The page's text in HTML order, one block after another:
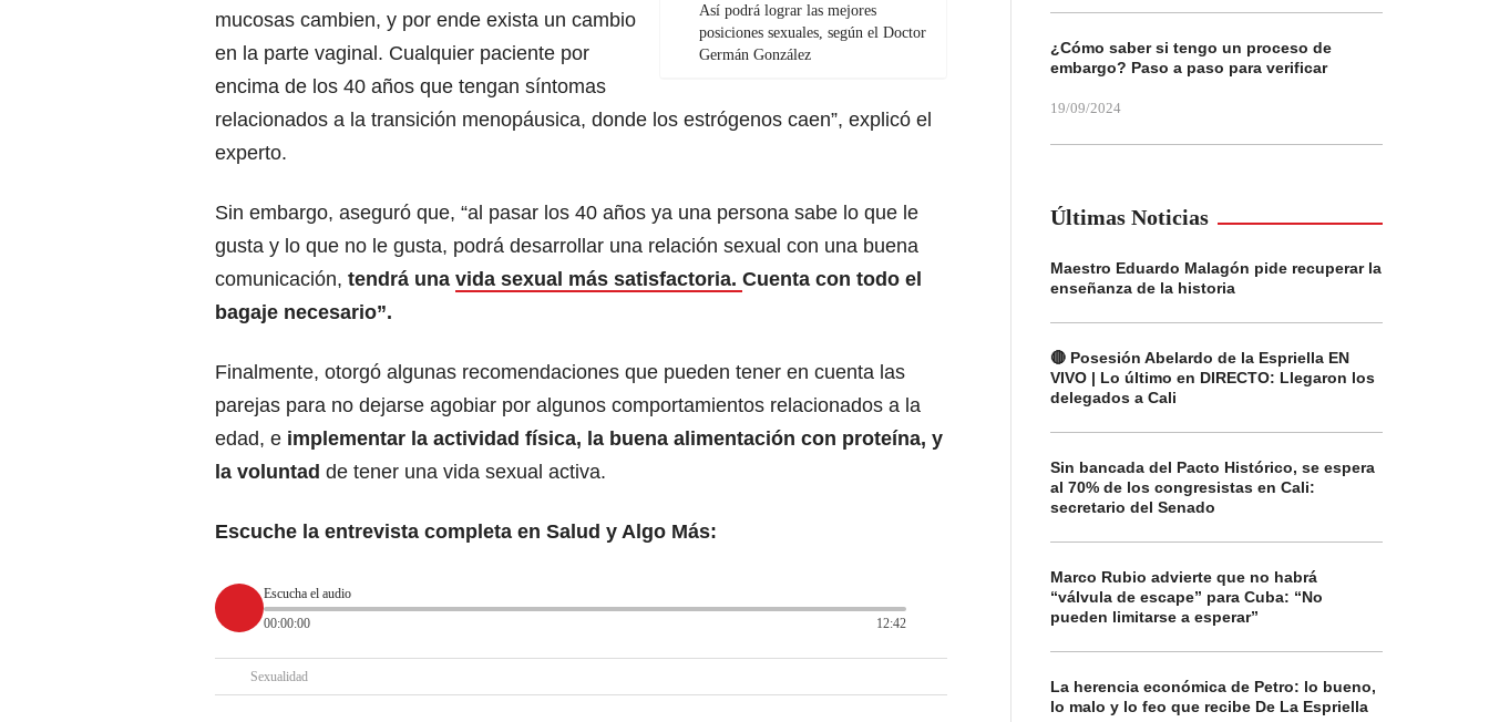
Así podrá lograr las mejores
posiciones sexuales, según el Doctor
Germán González
mucosas cambien, y por ende exista un cambio
en la parte vaginal. Cualquier paciente por
encima de los 40 años que tengan síntomas
relacionados a la transición menopáusica, donde los estrógenos caen”, explicó el
experto.
Sin embargo, aseguró que, “al pasar los 40 años ya una persona sabe lo que le
gusta y lo que no le gusta, podrá desarrollar una relación sexual con una buena
comunicación, tendrá una vida sexual más satisfactoria. Cuenta con todo el
bagaje necesario”.
Finalmente, otorgó algunas recomendaciones que pueden tener en cuenta las
parejas para no dejarse agobiar por algunos comportamientos relacionados a la
edad, e implementar la actividad física, la buena alimentación con proteína, y
la voluntad de tener una vida sexual activa.
Escuche la entrevista completa en Salud y Algo Más:
Escucha el audio
00:00:00
12:42
Sexualidad
¿Cómo saber si tengo un proceso de
embargo? Paso a paso para verificar
19/09/2024
Últimas Noticias
Maestro Eduardo Malagón pide recuperar la
enseñanza de la historia
🔴 Posesión Abelardo de la Espriella EN
VIVO | Lo último en DIRECTO: Llegaron los
delegados a Cali
Sin bancada del Pacto Histórico, se espera
al 70% de los congresistas en Cali:
secretario del Senado
Marco Rubio advierte que no habrá
“válvula de escape” para Cuba: “No
pueden limitarse a esperar”
La herencia económica de Petro: lo bueno,
lo malo y lo feo que recibe De La Espriella